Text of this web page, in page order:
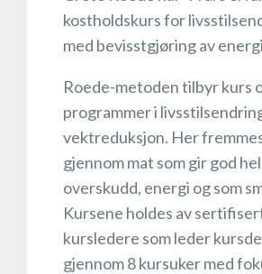
kostholdskurs for
med bevisstgjøring av
Roede-metoden tilbyr kurs
programmer i
vektreduksjon. Her
gjennom mat som gir god
overskudd, energi og som
Kursene holdes av
kursledere som leder
gjennom 8 kursuker med